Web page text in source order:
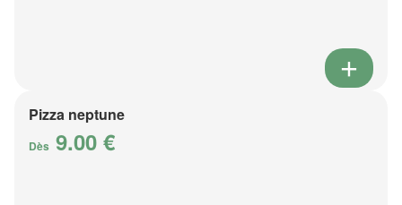
Pizza neptune
Dès 9.00 €